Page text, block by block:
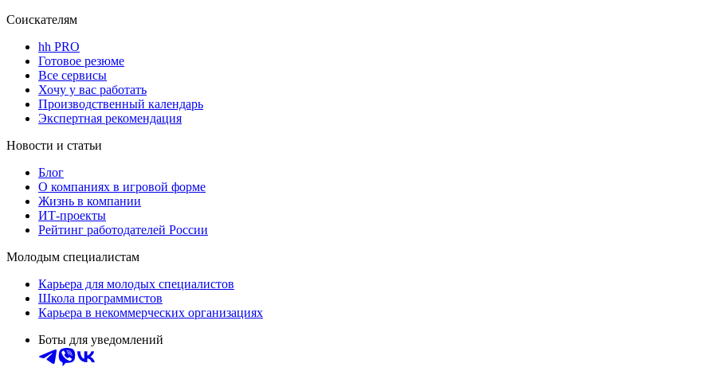
Соискателям
hh PRO
Готовое резюме
Все сервисы
Хочу у вас работать
Производственный календарь
Экспертная рекомендация
Новости и статьи
Блог
О компаниях в игровой форме
Жизнь в компании
ИТ-проекты
Рейтинг работодателей России
Молодым специалистам
Карьера для молодых специалистов
Школа программистов
Карьера в некоммерческих организациях
Боты для уведомлений